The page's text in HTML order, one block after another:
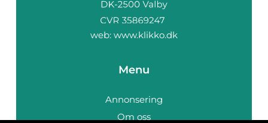
web: www.klikko.dk
Menu
Annonsering
Om oss